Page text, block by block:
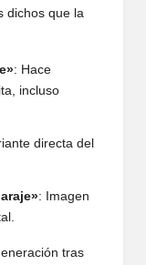
dichos que la
: Hace
incluso
directa del
: Imagen
tras